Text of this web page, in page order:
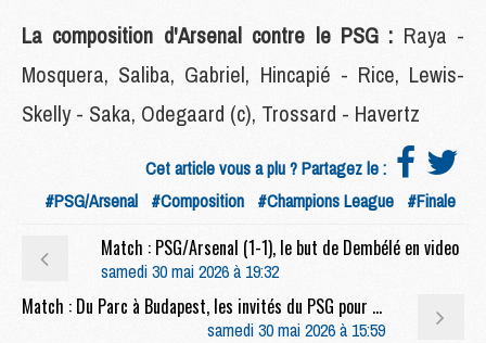
La composition d'Arsenal contre le PSG : Raya -
Mosquera, Saliba, Gabriel, Hincapié - Rice, Lewis-
Skelly - Saka, Odegaard (c), Trossard - Havertz
Cet article vous a plu ? Partagez le :
#PSG/Arsenal #Composition #Champions League #Finale
Match : PSG/Arsenal (1-1), le but de Dembélé en video
samedi 30 mai 2026 à 19:32
Match : Du Parc à Budapest, les invités du PSG pour la finale face à Arsenal
samedi 30 mai 2026 à 15:59